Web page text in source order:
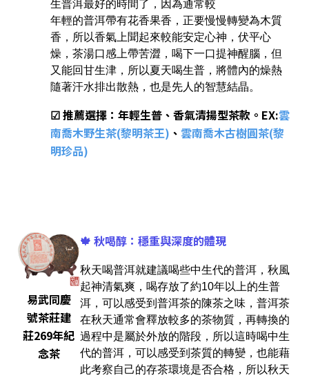
生普洱最好的時間了，因為通常較
年輕的普洱帶有花香果香，正要慢慢轉變為木質
香，所以香氣上聞起來較能安定心神，伏平心
燥，茶湯口感上帶苦澀，喝下一口提神醒腦，但
又能回甘生津，所以夏天喝生普，將體內的燥熱
隨著汗水排出散熱，也是先人的智慧結晶。
☑ 推薦選擇：年輕生普、香氣清揚型茶款。EX:雲
南喬木野生茶(黎明茶王) 、 雲南喬木古樹圓茶(黎
明珍品)
易武同慶
號茶莊建
莊269年紀
念茶
🍁 秋喝醇：穩重與深度的體現
秋天喝普洱就建議喝些中生代的普洱，秋風
起神清氣爽，喝存放了約10年以上的生普
洱，可以感受到普洱茶的陳茶之味，普洱茶
在秋天通常會釋放較多的茶物質，再轉換的
過程中是屬於外放的階段，所以這時喝中生
代的普洱，可以感受到茶質的轉變，也能藉
此考察自己的存茶環境是否合格，所以秋天